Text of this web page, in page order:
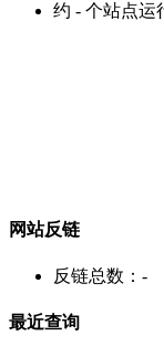
约 - 个站点运
网站反链
反链总数： -
最近查询